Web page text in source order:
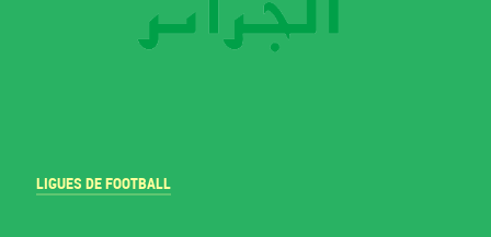
LIGUES DE FOOTBALL